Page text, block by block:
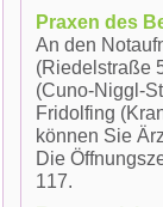
Praxen des
An den
(Riedelstraße
(Cuno-Niggl-
Fridolfing
können Sie
Die
117.